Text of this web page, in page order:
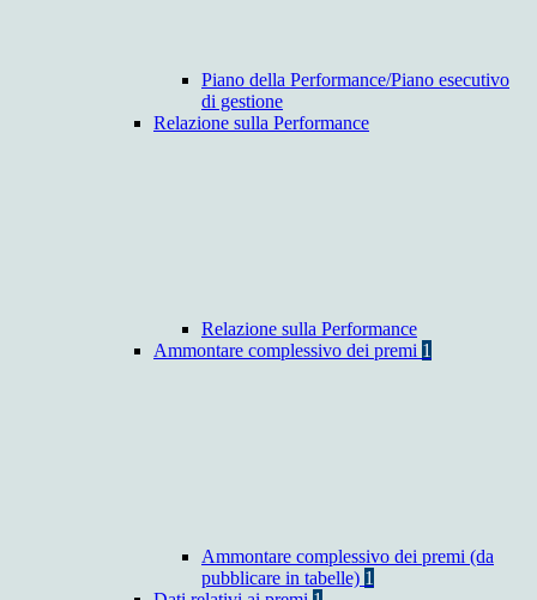
Piano della Performance/Piano esecutivo
di gestione
Relazione sulla Performance
Relazione sulla Performance
Ammontare complessivo dei premi 1
Ammontare complessivo dei premi (da
pubblicare in tabelle) 1